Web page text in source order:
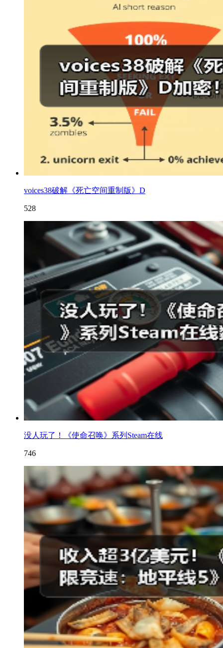
voices38破解《死亡空间重制版》D
528
没人玩了！《使命召唤》系列Steam在线
746